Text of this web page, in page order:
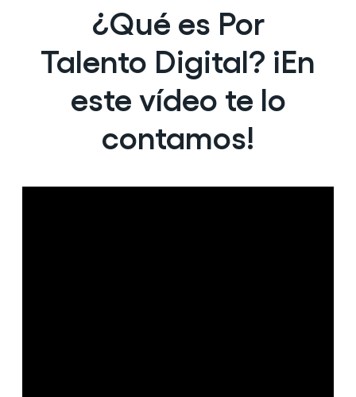
¿Qué es Por
Talento Digital? ¡En
este vídeo te lo
contamos!